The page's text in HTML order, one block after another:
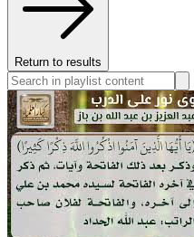
Return to results